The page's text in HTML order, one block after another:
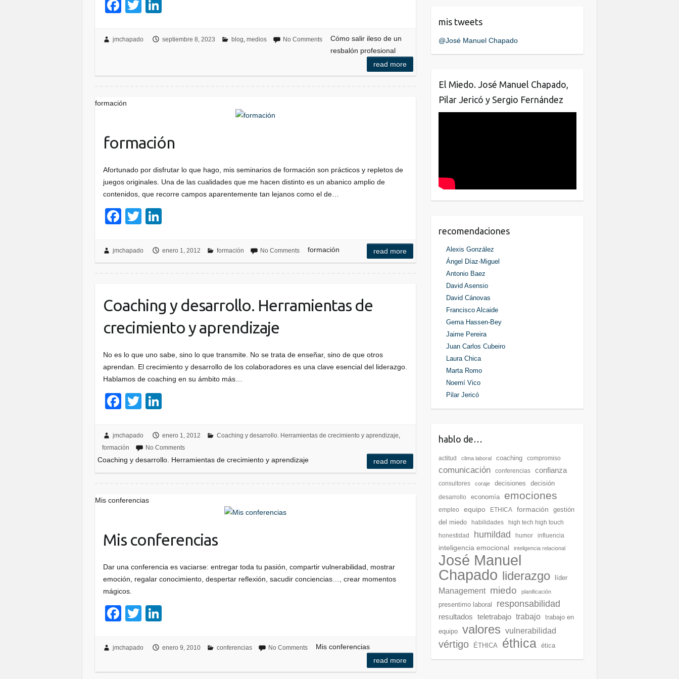
F
c
o
T
tt
k
jmchapado septiembre 8, 2023 blog, medios No Comments
Cómo salir ileso de un
resbalón profesional
read more
formación
formación
Afortunado por disfrutar lo que hago, mis seminarios de formación son prácticos y repletos de
juegos originales. Una de las cualidades que me hacen distinto es un abanico amplio de
contenidos, que recorre campos aparentemente tan lejanos como el de…
F
c
e
o
k
T
tt
er
k
e
jmchapado enero 1, 2012 formación No Comments formación read more
Coaching y desarrollo. Herramientas de
crecimiento y aprendizaje
No es lo que uno sabe, sino lo que transmite. No se trata de enseñar, sino de que otros
aprendan. El crecimiento y desarrollo de los colaboradores es una clave esencial del liderazgo.
Hablamos de coaching en su ámbito más…
F
c
e
b
o
T
tt
er
k
e
dI
jmchapado enero 1, 2012 Coaching y desarrollo. Herramientas de crecimiento y aprendizaje,
formación
No Comments
Coaching y desarrollo. Herramientas de crecimiento y aprendizaje read more
Mis conferencias
Mis conferencias
Dar una conferencia es vaciarse: entregar toda tu pasión, compartir vulnerabilidad, mostrar
emoción, regalar conocimiento, despertar reflexión, sacudir conciencias…, crear momentos
mágicos.
F
c
T
tt
k
jmchapado enero 9, 2010 conferencias No Comments
Mis conferencias
read more
b
o
k
n
mis tweets
@José Manuel Chapado
El Miedo. José Manuel Chapado,
Pilar Jericó y Sergio Fernández
recomendaciones
Alexis González
Ángel Díaz-Miguel
Antonio Baez
David Asensio
David Cánovas
Francisco Alcaide
Gema Hassen-Bey
Jaime Pereira
Juan Carlos Cubeiro
Laura Chica
Marta Romo
Noemí Vico
Pilar Jericó
hablo de…
actitud clima laboral coaching compromiso
comunicación conferencias confianza
consultores coraje decisiones decisión
desarrollo economía emociones
empleo equipo ETHICA formación
gestión
del miedo
habilidades
high tech high touch
honestidad
humildad humor influencia
inteligencia emocional inteligencia relacional
José Manuel
Chapado liderazgo líder
Management miedo planificación
presentimo laboral responsabilidad
resultados teletrabajo trabajo
trabajo en
equipo
valores vulnerabilidad
vértigo ÉTHICA éthica ética